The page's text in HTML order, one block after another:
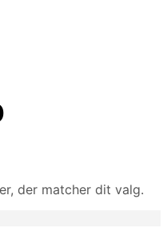
der matcher dit valg.